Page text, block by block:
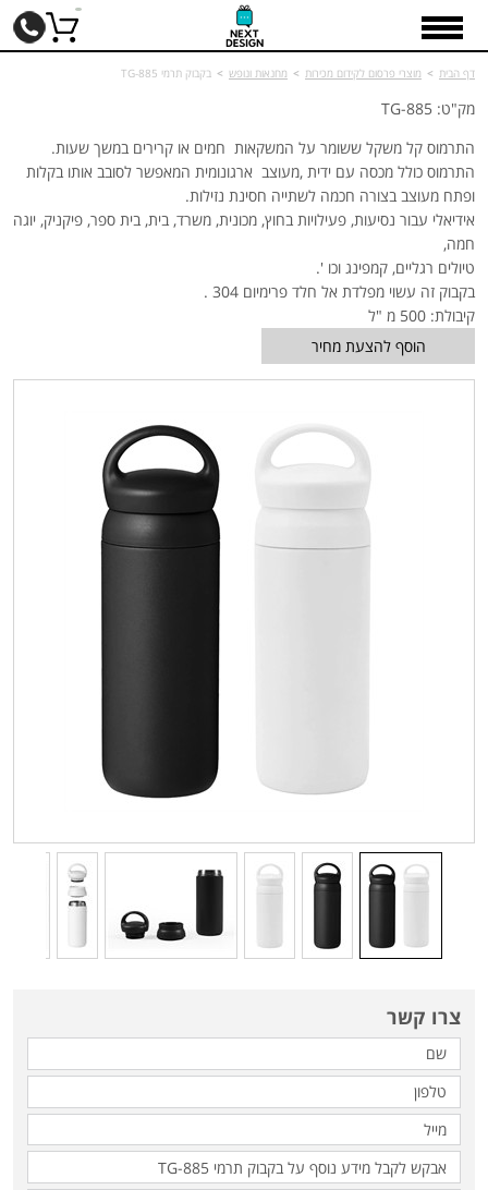
דף הבית > מוצרי פרסום לקידום מכירות > מחנאות ונופש > בקבוק תרמי TG-885
מק"ט: TG-885
התרמוס קל משקל ששומר על המשקאות חמים או קרירים במשך שעות.
התרמוס כולל מכסה עם ידית ,מעוצב ארגונומית המאפשר לסובב אותו בקלות
ופתח מעוצב בצורה חכמה לשתייה חסינת נזילות.
אידיאלי עבור נסיעות, פעילויות בחוץ, מכונית, משרד, בית, בית ספר, פיקניק, יוגה
חמה,
טיולים רגליים, קמפינג וכו '.
בקבוק זה עשוי מפלדת אל חלד פרימיום 304 .
קיבולת: 500 מ "ל
הוסף להצעת מחיר
צרו קשר